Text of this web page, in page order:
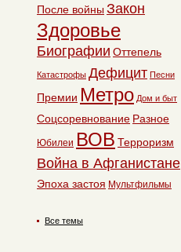
После войны Закон
Здоровье
Биографии Оттепель
Катастрофы Дефицит Песни
Премии Метро Дом и быт
Соцсоревнование Разное
Юбилеи ВОВ Терроризм
Война в Афганистане
Эпоха застоя Мультфильмы
Все темы